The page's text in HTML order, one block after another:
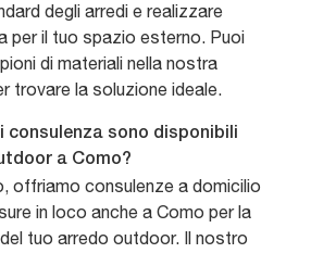
degli arredi e realizzare
per il tuo spazio esterno. Puoi
di materiali nella nostra
trovare la soluzione ideale.
consulenza sono disponibili
a Como?
offriamo consulenze a domicilio
in loco anche a Como per la
tuo arredo outdoor. Il nostro